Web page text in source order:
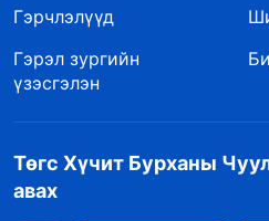
Гэрчлэлүүд
Гэрэл зургийн
үзэсгэлэн
Төгс Хүчит Бурханы
авах